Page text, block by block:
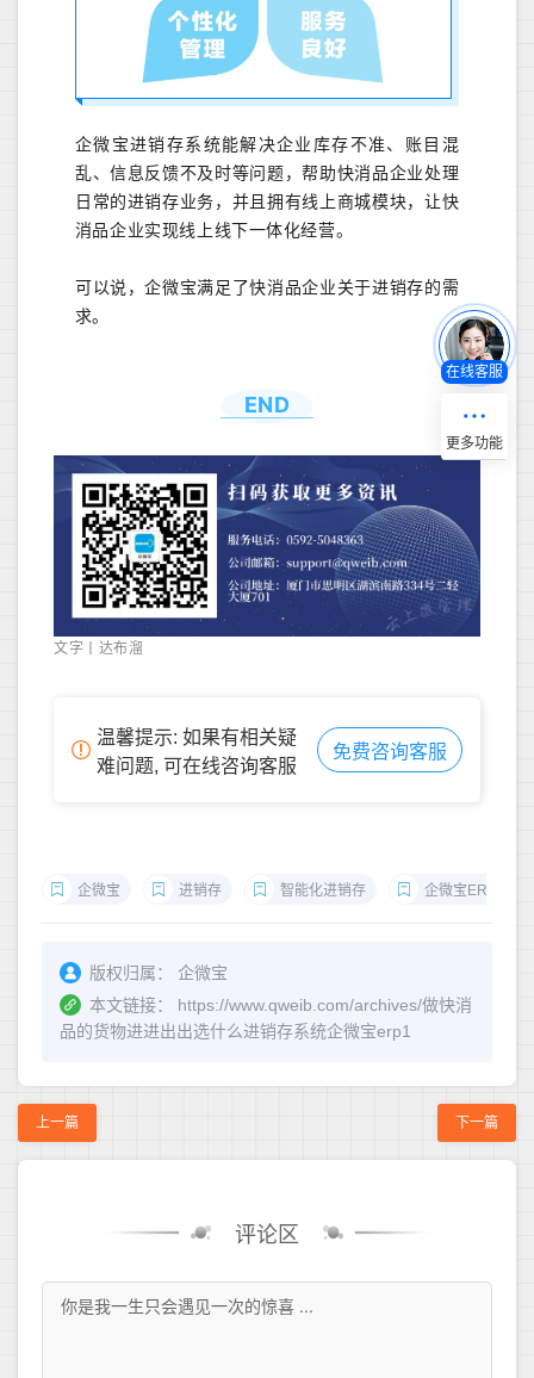
企微宝进销存系统能解决企业库存不准、账目混
乱、信息反馈不及时等问题，帮助快消品企业处理
日常的进销存业务，并且拥有线上商城模块，让快
消品企业实现线上线下一体化经营。
可以说，企微宝满足了快消品企业关于进销存的需
求。
END
文字丨达布溜
温馨提示: 如果有相关疑
难问题, 可在线咨询客服
免费咨询客服
企微宝 进销存 智能化进销存 企微宝ERP
版权归属：
企微宝
本文链接：
https://www.qweib.com/archives/做快消
品的货物进进出出选什么进销存系统企微宝erp1
上一篇 下一篇
评论区
在线客服